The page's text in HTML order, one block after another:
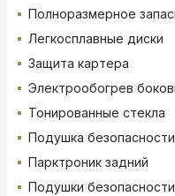
Полноразмерное
Легкосплавные диски
Защита картера
Электрообогрев
Тонированные стекла
Подушка
Парктроник задний
Подушки